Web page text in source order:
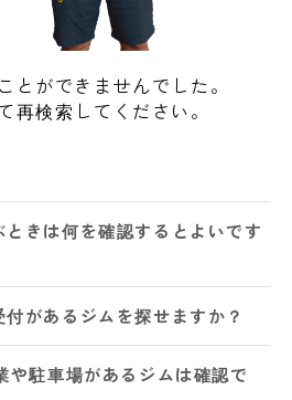
とができませんでした。
再検索してください。
きは何を確認するとよいです
があるジムを探せますか？
や駐車場があるジムは確認で